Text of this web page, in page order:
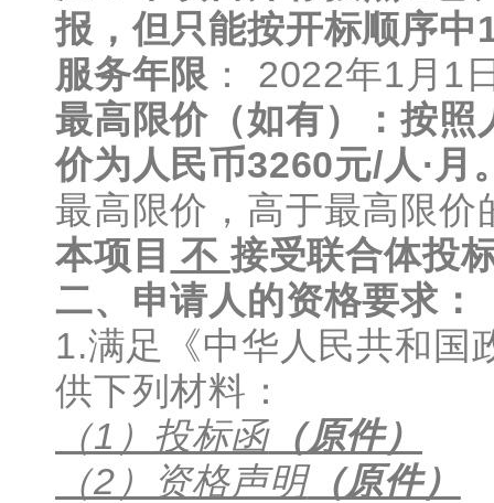
报，但只能按开标顺序中
服务年限 ： 2022年1月1
最高限价（如有）：按
价为人民币3260元/人·月
最高限价，高于最高限价
本项目 不接受联合体投
二、申请人的资格要求：
1.满足《中华人民共和国
供下列材料：
（1）投标函（原件）
（2）资格声明（原件）